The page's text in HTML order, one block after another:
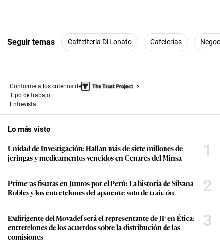
Seguir temas Caffetteria Di Lonato Cafeterías
Conforme a los criterios de
Tipo de trabajo:
Entrevista
Lo más visto
Unidad de Investigación: Hallan más de siete millones de
jeringas y medicamentos vencidos en Cenares del Minsa
1
Primeras fisuras en Juntos por el Perú: La historia de Silvana
Robles y los entretelones del aparente voto de traición
2
Exdirigente del Movadef será el representante de JP en Ética:
entretelones de los acuerdos sobre la distribución de las
comisiones
3